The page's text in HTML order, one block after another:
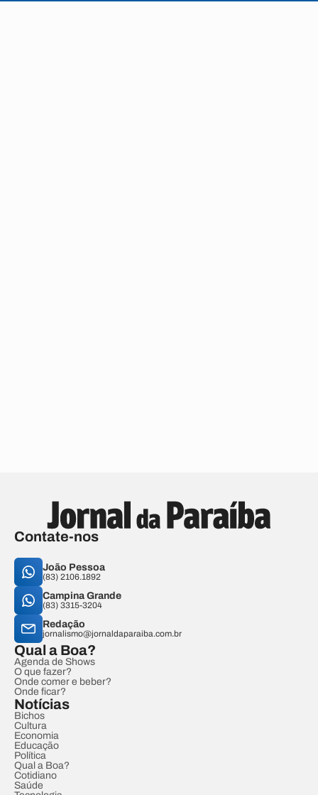
Contate-nos
João Pessoa
(83) 2106.1892
Campina Grande
(83) 3315-3204
Redação
jornalismo@jornaldaparaiba.com.br
Qual a Boa?
Agenda de Shows
O que fazer?
Onde comer e beber?
Onde ficar?
Notícias
Bichos
Cultura
Economia
Educação
Política
Qual a Boa?
Cotidiano
Saúde